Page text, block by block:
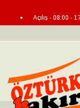
Açılış - 08:00 -